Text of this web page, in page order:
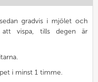
gradvis i mjölet och
att vispa, tills degen är
i minst 1 timme.